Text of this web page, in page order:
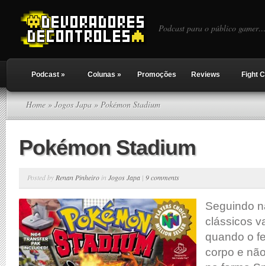
Podcast para o público
Podcast » Colunas » Promoções Reviews Fight
Home » Jogos Japa » Pokémon Stadium
Pokémon Stadium
Posted by Renan Pinheiro in Jogos Japa | 9 comments
Seguindo
clássicos
quando o
corpo e